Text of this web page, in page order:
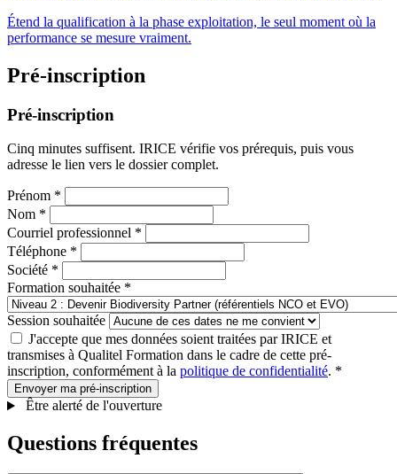
Étend la qualification à la phase exploitation, le seul moment où la
performance se mesure vraiment.
Pré-inscription
Pré-inscription
Cinq minutes suffisent. IRICE vérifie vos prérequis, puis vous
adresse le lien vers le dossier complet.
Prénom *
Nom *
Courriel professionnel *
Téléphone *
Société *
Formation souhaitée *
Session souhaitée
J'accepte que mes données soient traitées par IRICE et
transmises à Qualitel Formation dans le cadre de cette pré-
inscription, conformément à la politique de confidentialité. *
Envoyer ma pré-inscription
Être alerté de l'ouverture
Questions fréquentes